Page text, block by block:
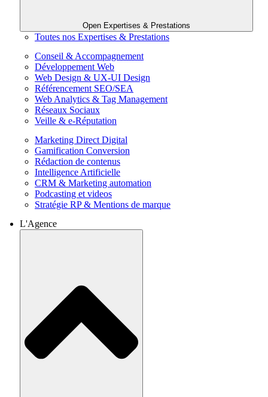
Open Expertises & Prestations
Toutes nos Expertises & Prestations
Conseil & Accompagnement
Développement Web
Web Design & UX-UI Design
Référencement SEO/SEA
Web Analytics & Tag Management
Réseaux Sociaux
Veille & e-Réputation
Marketing Direct Digital
Gamification Conversion
Rédaction de contenus
Intelligence Artificielle
CRM & Marketing automation
Podcasting et videos
Stratégie RP & Mentions de marque
L'Agence